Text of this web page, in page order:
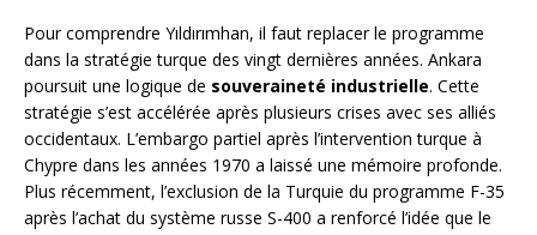
Pour comprendre Yıldırımhan, il faut replacer le programme
dans la stratégie turque des vingt dernières années. Ankara
poursuit une logique de souveraineté industrielle. Cette
stratégie s’est accélérée après plusieurs crises avec ses alliés
occidentaux. L’embargo partiel après l’intervention turque à
Chypre dans les années 1970 a laissé une mémoire profonde.
Plus récemment, l’exclusion de la Turquie du programme F-35
après l’achat du système russe S-400 a renforcé l’idée que le